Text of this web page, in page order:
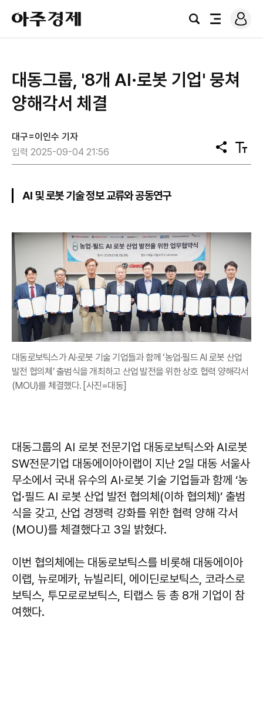
아
주
경
검
전
로
그
대동그룹, '8개 AI·로봇 기업' 뭉쳐
양해각서 체결
대구=이인수 기자
입력 2025-09-04 21:56
공
유
텍
스
AI 및 로봇 기술 정보 교류와 공동연구
대동로보틱스가 AI·로봇 기술 기업들과 함께 ‘농업·필드 AI 로봇 산업
발전 협의체’ 출범식을 개최하고 산업 발전을 위한 상호 협력 양해각서
(MOU)를 체결했다. [사진=대동]
대동그룹의 AI 로봇 전문기업 대동로보틱스와 AI로봇
SW전문기업 대동에이아이랩이 지난 2일 대동 서울사
무소에서 국내 유수의 AI·로봇 기술 기업들과 함께 ‘농
업·필드 AI 로봇 산업 발전 협의체(이하 협의체)’ 출범
식을 갖고, 산업 경쟁력 강화를 위한 협력 양해 각서
(MOU)를 체결했다고 3일 밝혔다.
이번 협의체에는 대동로보틱스를 비롯해 대동에이아
이랩, 뉴로메카, 뉴빌리티, 에이딘로보틱스, 코라스로
보틱스, 투모로로보틱스, 티랩스 등 총 8개 기업이 참
여했다.